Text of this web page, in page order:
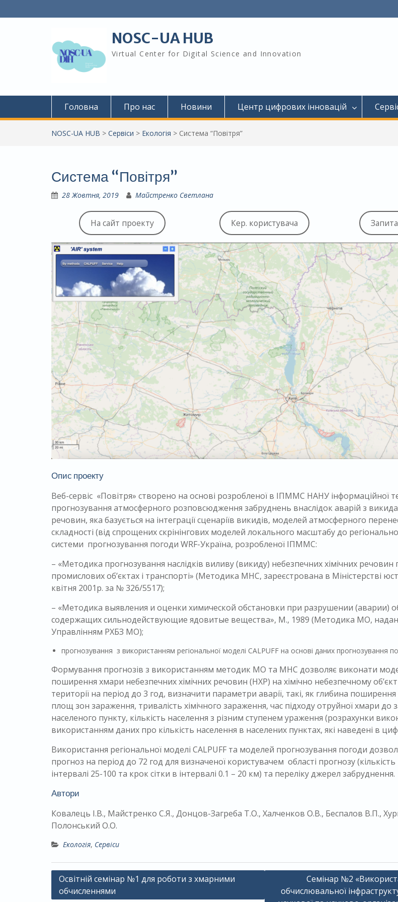
to
NOSC-UA HUB
Virtual Center for Digital Science and Innovation
Головна Про нас Новини Центр цифрових інновацій
NOSC-UA HUB > Сервіси > Екологія > Система “Повітря”
Система “Повітря”
28 Жовтня, 2019 Майстренко Светлана
На сайт проекту Кер. користувача
Опис проекту
Веб-сервіс «Повітря» створено на основі розробленої в ІПММС НАНУ інформаційної
прогнозування атмосферного розповсюдження забруднень внаслідок аварій з
речовин, яка базується на інтеграції сценаріїв викидів, моделей атмосферного
складності (від спрощених скрінінгових моделей локального масштабу до
системи прогнозування погоди WRF-Україна, розробленої ІПММС:
– «Методика прогнозування наслідків виливу (викиду) небезпечних хімічних речовин
промислових об’єктах і транспорті» (Методика МНС, зареєстрована в Міністерстві
квітня 2001р. за № 326/5517);
– «Методика выявления и оценки химической обстановки при разрушении (аварии)
содержащих сильнодействующие ядовитые вещества», М., 1989 (Методика МО,
Управлінням РХБЗ МО);
прогнозування з використанням регіональної моделі CALPUFF на основі даних прогнозування
Формування прогнозів з використанням методик МО та МНС дозволяє виконати
поширення хмари небезпечних хімічних речовин (НХР) на хімічно небезпечному
території на період до 3 год, визначити параметри аварії, такі, як глибина
площ зон зараження, тривалість хімічного зараження, час підходу отруйної хмари до
населеного пункту, кількість населення з різним ступенем ураження (розрахунки
використанням даних про кількість населення в населених пунктах, які наведені в
Використання регіональної моделі CALPUFF та моделей прогнозування погоди
прогноз на період до 72 год для визначеної користувачем області прогнозу (кількість
інтервалі 25-100 та крок сітки в інтервалі 0.1 – 20 км) та переліку джерел забруднення.
Автори
Ковалець І.В., Майстренко С.Я., Донцов-Загреба Т.О., Халченков О.В., Беспалов В.П.,
Полонський О.О.
Екологія, Сервіси
Навігація
записів
Освітній семінар №1 для роботи з хмарними
обчисленнями
Семінар №2
обчислювальної